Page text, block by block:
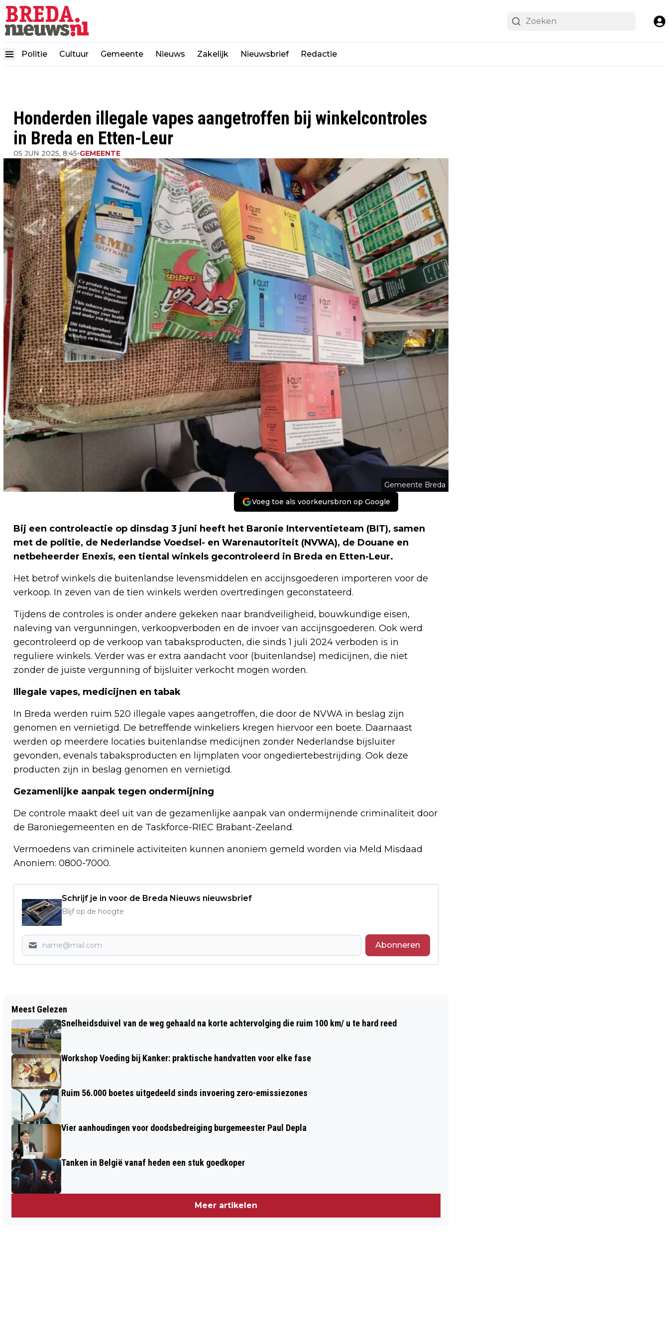
Politie Cultuur Gemeente Nieuws Zakelijk Nieuwsbrief Redactie
Honderden illegale vapes aangetroffen bij winkelcontroles
in Breda en Etten-Leur
05 JUN 2025, 8:45•GEMEENTE
Gemeente Breda
Voeg toe als voorkeursbron op Google
Bij een controleactie op dinsdag 3 juni heeft het Baronie Interventieteam (BIT), samen
met de politie, de Nederlandse Voedsel- en Warenautoriteit (NVWA), de Douane en
netbeheerder Enexis, een tiental winkels gecontroleerd in Breda en Etten-Leur.
Het betrof winkels die buitenlandse levensmiddelen en accijnsgoederen importeren voor de
verkoop. In zeven van de tien winkels werden overtredingen geconstateerd.
Tijdens de controles is onder andere gekeken naar brandveiligheid, bouwkundige eisen,
naleving van vergunningen, verkoopverboden en de invoer van accijnsgoederen. Ook werd
gecontroleerd op de verkoop van tabaksproducten, die sinds 1 juli 2024 verboden is in
reguliere winkels. Verder was er extra aandacht voor (buitenlandse) medicijnen, die niet
zonder de juiste vergunning of bijsluiter verkocht mogen worden.
Illegale vapes, medicijnen en tabak
In Breda werden ruim 520 illegale vapes aangetroffen, die door de NVWA in beslag zijn
genomen en vernietigd. De betreffende winkeliers kregen hiervoor een boete. Daarnaast
werden op meerdere locaties buitenlandse medicijnen zonder Nederlandse bijsluiter
gevonden, evenals tabaksproducten en lijmplaten voor ongediertebestrijding. Ook deze
producten zijn in beslag genomen en vernietigd.
Gezamenlijke aanpak tegen ondermijning
De controle maakt deel uit van de gezamenlijke aanpak van ondermijnende criminaliteit door
de Baroniegemeenten en de Taskforce-RIEC Brabant-Zeeland.
Vermoedens van criminele activiteiten kunnen anoniem gemeld worden via Meld Misdaad
Anoniem: 0800-7000.
Schrijf je in voor de Breda Nieuws nieuwsbrief
Blijf op de hoogte
Abonneren
BEELDENROUTE BOEIMEERPARK BIJNA
COMPLEET MET TWEE NIEUWE
KUNSTWERKEN
SPORTVERENIGINGEN STERKER MAKEN
Meest Gelezen
Snelheidsduivel van de weg gehaald na korte achtervolging die ruim 100 km/ u te hard reed
Workshop Voeding bij Kanker: praktische handvatten voor elke fase
Ruim 56.000 boetes uitgedeeld sinds invoering zero-emissiezones
Vier aanhoudingen voor doodsbedreiging burgemeester Paul Depla
Tanken in België vanaf heden een stuk goedkoper
Meer artikelen